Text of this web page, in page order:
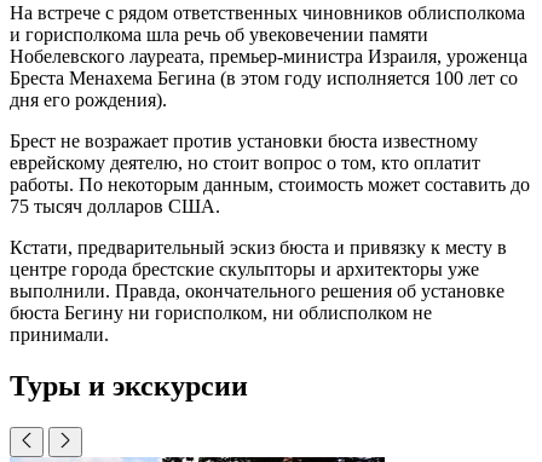
На встрече с рядом ответственных чиновников облисполкома
и горисполкома шла речь об увековечении памяти
Нобелевского лауреата, премьер-министра Израиля, уроженца
Бреста Менахема Бегина (в этом году исполняется 100 лет со
дня его рождения).
Брест не возражает против установки бюста известному
еврейскому деятелю, но стоит вопрос о том, кто оплатит
работы. По некоторым данным, стоимость может составить до
75 тысяч долларов США.
Кстати, предварительный эскиз бюста и привязку к месту в
центре города брестские скульпторы и архитекторы уже
выполнили. Правда, окончательного решения об установке
бюста Бегину ни горисполком, ни облисполком не
принимали.
Туры и экскурсии